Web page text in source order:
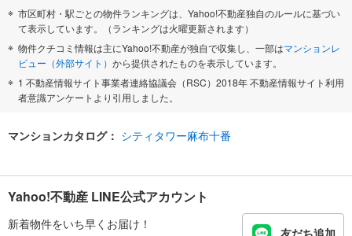
市区町村・駅ごとの物件ランキングは、Yahoo!不動産独自のルールに基づい
て表示しています。（ランキングは火曜更新されます）
物件クチコミ情報は主にYahoo!不動産が独自で収集し、一部はマンションレ
ビュー（外部サイト） から提供されたものを表示しています。
1 不動産情報サイト事業者連絡協議会（RSC）2018年 不動産情報サイト利用
者意識アンケートより引用しました。
マンションカタログ： シティタワー麻布十番
Yahoo!不動産 LINE公式アカウント
新着物件をいち早くお届け！